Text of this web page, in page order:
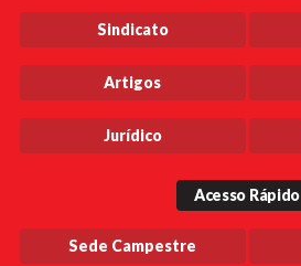
Sindicato
Artigos
Jurídico
Acesso Rápido
Sede Campestre